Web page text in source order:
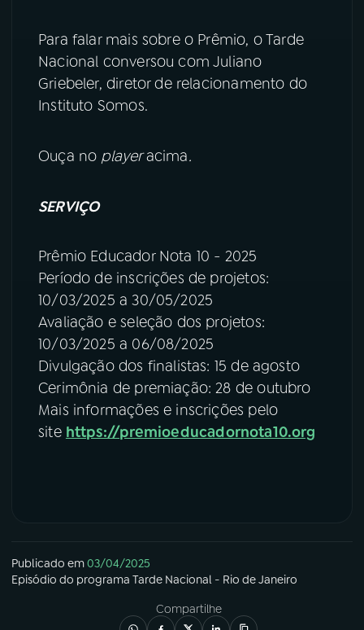
TikTok
Para falar mais sobre o Prêmio, o Tarde
Nacional conversou com Juliano
Griebeler, diretor de relacionamento do
Instituto Somos.
Ouça no playeracima.
SERVIÇO
Prêmio Educador Nota 10 - 2025
Período de inscrições de projetos:
10/03/2025 a 30/05/2025
Avaliação e seleção dos projetos:
10/03/2025 a 06/08/2025
Divulgação dos finalistas: 15 de agosto
Cerimônia de premiação: 28 de outubro
Mais informações e inscrições pelo
site https://premioeducadornota10.org
Publicado em03/04/2025
Episódio do programa Tarde Nacional - Rio de Janeiro
Compartilhe